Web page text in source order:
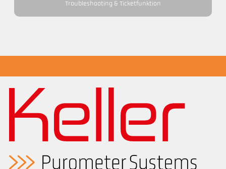
Troubleshooting & Ticketfunktion